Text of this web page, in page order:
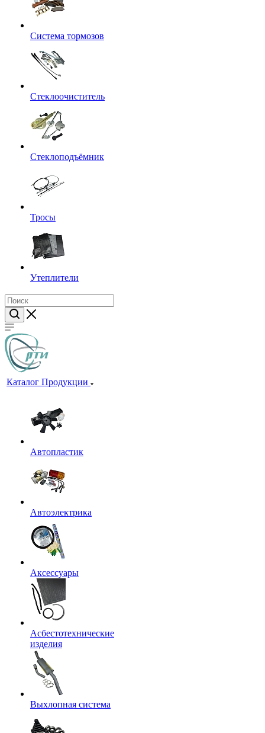
Система тормозов
Стеклоочиститель
Стеклоподъёмник
Тросы
Утеплители
Каталог Продукции
Автопластик
Автоэлектрика
Аксессуары
Асбестотехнические
изделия
Выхлопная система